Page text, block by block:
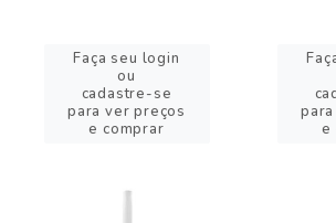
Faça seu login
ou
cadastre-se
para ver preços
e comprar
e